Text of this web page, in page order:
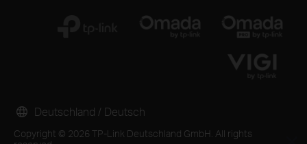
Copyright © 2026 TP-Link Deutschland GmbH. All rights
Deutschland / Deutsch